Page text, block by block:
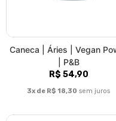
Caneca | Touro | Não
rodeios, escolha o
| P&B
R$ 54,90
3x de R$ 18,30 sem juros